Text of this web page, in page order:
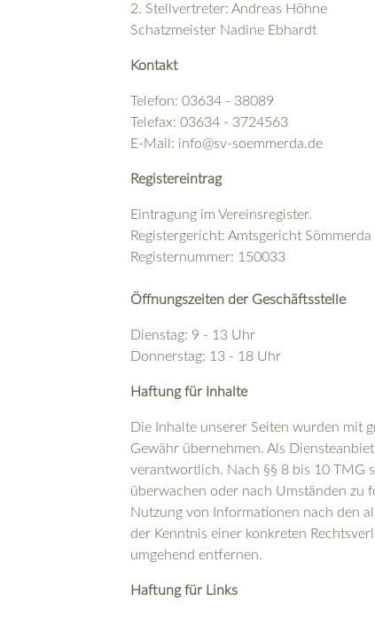
2. Stellvertreter: Andreas Höhne
Schatzmeister Nadine Ebhardt
Kontakt
Telefon: 03634 - 38089
Telefax: 03634 - 3724563
E-Mail: info@sv-soemmerda.de
Registereintrag
Eintragung im Vereinsregister.
Registergericht: Amtsgericht Sömmerda
Registernummer: 150033
Öffnungszeiten der Geschäftsstelle
Dienstag: 9 - 13 Uhr
Donnerstag: 13 - 18 Uhr
Haftung für Inhalte
Die Inhalte unserer Seiten wurden mit
Gewähr übernehmen. Als
verantwortlich. Nach §§ 8 bis 10 TMG
überwachen oder nach Umständen zu
Nutzung von Informationen nach den
der Kenntnis einer konkreten
umgehend entfernen.
Haftung für Links